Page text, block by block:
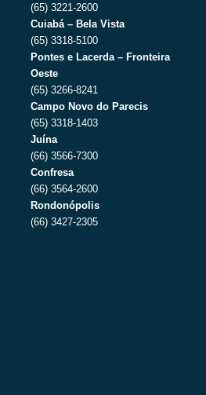
(65) 3221-2600
Cuiabá – Bela Vista
(65) 3318-5100
Pontes e Lacerda – Fronteira
Oeste
(65) 3266-8241
Campo Novo do Parecis
(65) 3318-1403
Juína
(66) 3566-7300
Confresa
(66) 3564-2600
Rondonópolis
(66) 3427-2305